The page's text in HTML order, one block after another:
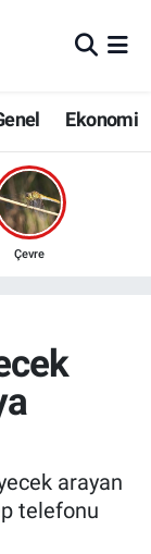
Ekonomi
Çevre
arayan
telefonu